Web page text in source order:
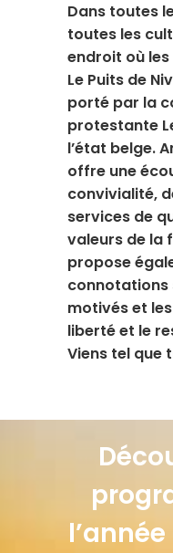
Dans toutes
toutes les
endroit où
Le Puits de
porté par la
protestante
l’état belge.
offre une
convivialité,
services de
valeurs de la
propose
connotations
motivés et
liberté et le
Viens tel que